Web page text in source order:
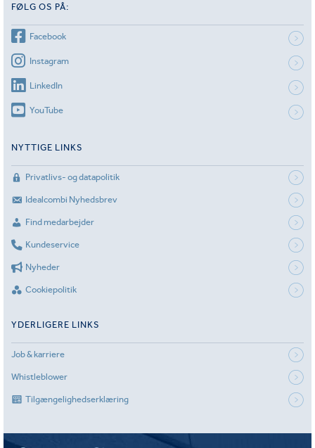
FØLG OS PÅ:
Facebook
Instagram
LinkedIn
YouTube
NYTTIGE LINKS
Privatlivs- og datapolitik
Idealcombi Nyhedsbrev
Find medarbejder
Kundeservice
Nyheder
Cookiepolitik
YDERLIGERE LINKS
Job & karriere
Whistleblower
Tilgængelighedserklæring